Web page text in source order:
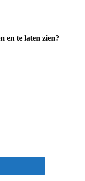
en te laten zien?